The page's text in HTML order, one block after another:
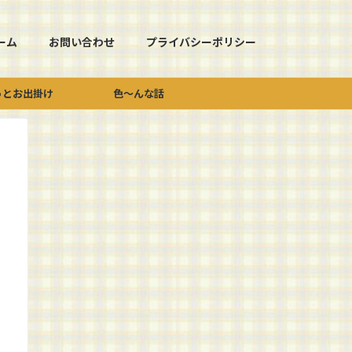
ム お問い合わせ プライバシーポリシー
お出掛け 色～んな話